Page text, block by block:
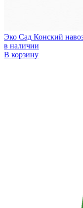
Эко Сад Конский
в наличии
В корзину